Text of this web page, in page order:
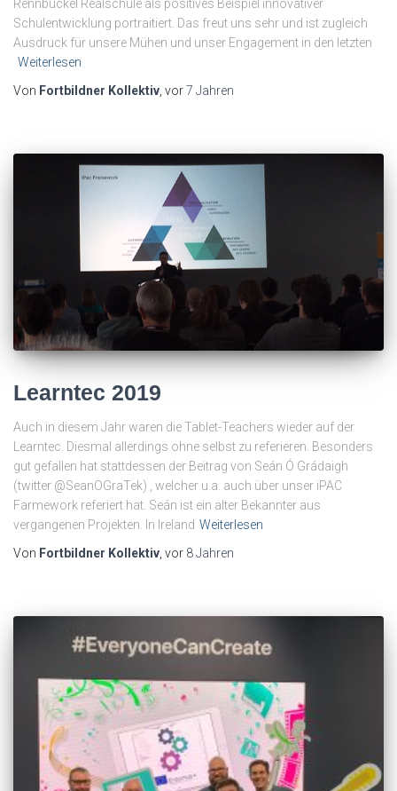
Rennbuckel Realschule als positives Beispiel innovativer
Schulentwicklung portraitiert. Das freut uns sehr und ist zugleich
Ausdruck für unsere Mühen und unser Engagement in den letzten
Weiterlesen
Von Fortbildner Kollektiv , vor7 Jahren
Learntec 2019
Auch in diesem Jahr waren die Tablet-Teachers wieder auf der
Learntec. Diesmal allerdings ohne selbst zu referieren. Besonders
gut gefallen hat stattdessen der Beitrag von Seán Ó Grádaigh
(twitter @SeanOGraTek) , welcher u.a. auch über unser iPAC
Farmework referiert hat. Seán ist ein alter Bekannter aus
vergangenen Projekten. In Ireland Weiterlesen
Von Fortbildner Kollektiv , vor 8 Jahren